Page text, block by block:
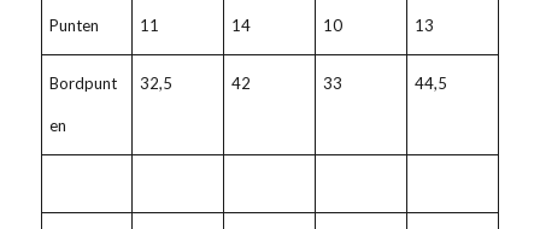
Punten 11 14 10 13
Bordpunt
en
32,5 42 33 44,5